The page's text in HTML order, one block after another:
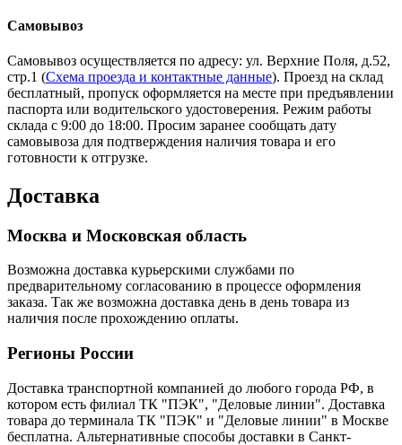
Самовывоз
Самовывоз осуществляется по адресу: ул. Верхние Поля, д.52,
стр.1 (Схема проезда и контактные данные). Проезд на склад
бесплатный, пропуск оформляется на месте при предъявлении
паспорта или водительского удостоверения. Режим работы
склада с 9:00 до 18:00. Просим заранее сообщать дату
самовывоза для подтверждения наличия товара и его
готовности к отгрузке.
Доставка
Москва и Московская область
Возможна доставка курьерскими службами по
предварительному согласованию в процессе оформления
заказа. Так же возможна доставка день в день товара из
наличия после прохождению оплаты.
Регионы России
Доставка транспортной компанией до любого города РФ, в
котором есть филиал ТК "ПЭК", "Деловые линии". Доставка
товара до терминала ТК "ПЭК" и "Деловые линии" в Москве
бесплатна. Альтернативные способы доставки в Санкт-